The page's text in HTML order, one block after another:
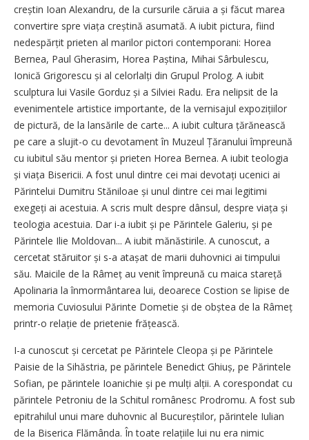
creștin Ioan Alexandru, de la cursurile căruia a și făcut marea
convertire spre viața creș­tină asumată. A iubit pictura, fiind
nedespărțit prieten al marilor pictori contemporani: Horea
Bernea, Paul Gherasim, Horea Paș­tina, Mihai Sârbulescu,
Ionică Grigorescu și al celorlalți din Grupul Prolog. A iubit
sculptura lui Vasile Gorduz și a Silviei Radu. Era nelipsit de la
evenimentele artistice importante, de la vernisajul expozi­țiilor
de pictură, de la lansările de carte... A iubit cultura țărănească
pe care a slujit-o cu devotament în Muzeul Țăranului împreună
cu iubitul său mentor și prieten Horea Bernea. A iubit teologia
și viața Bisericii. A fost unul dintre cei mai devotați ucenici ai
Părintelui Dumitru Stăniloae și unul dintre cei mai legitimi
exegeți ai acestuia. A scris mult despre dânsul, despre viața și
teologia acestuia. Dar i-a iubit și pe Părintele Galeriu, și pe
Părintele Ilie Moldovan... A iubit mănăstirile. A cunoscut, a
cercetat stăruitor și s-a atașat de marii duhovnici ai timpului
său. Maicile de la Râmeț au venit împreună cu maica stareță
Apolinaria la înmormântarea lui, deoarece Costion se lipise de
memoria Cuviosului Părinte Dometie și de obștea de la Râmeț
printr-o relație de prietenie frățească.
I-a cunoscut și cercetat pe Părintele Cleopa și pe Părintele
Paisie de la Sihăstria, pe părintele Benedict Ghiuș, pe Părintele
Sofian, pe părintele Ioanichie și pe mulți alții. A corespondat cu
părintele Petroniu de la Schitul românesc Prodromu. A fost sub
epitrahilul unui mare duhovnic al Bucureștilor, părintele Iulian
de la Biserica Flămânda. În toate relațiile lui nu era nimic